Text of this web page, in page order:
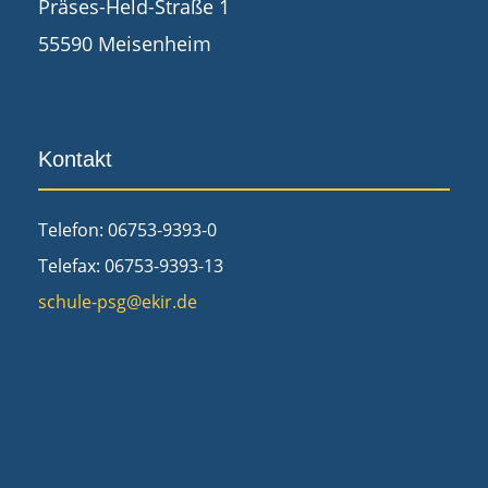
Präses-Held-Straße 1
55590 Meisenheim
Kontakt
Telefon: 06753-9393-0
Telefax: 06753-9393-13
schule-psg@ekir.de